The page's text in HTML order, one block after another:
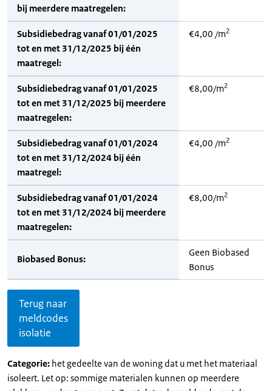
bij meerdere maatregelen:
Subsidiebedrag vanaf 01/01/2025
tot en met 31/12/2025 bij één
maatregel:
€4,00 /m2
Subsidiebedrag vanaf 01/01/2025
tot en met 31/12/2025 bij meerdere
maatregelen:
€8,00/m2
Subsidiebedrag vanaf 01/01/2024
tot en met 31/12/2024 bij één
maatregel:
€4,00 /m2
Subsidiebedrag vanaf 01/01/2024
tot en met 31/12/2024 bij meerdere
maatregelen:
€8,00/m2
Biobased Bonus:
Geen Biobased
Bonus
Terug naar
meldcodes
isolatie
Categorie: het gedeelte van de woning dat u met het materiaal
isoleert. Let op: sommige materialen kunnen op meerdere